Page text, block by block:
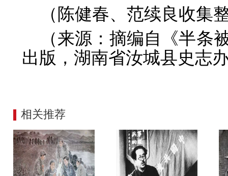
（陈健春、范续良收集
（来源：摘编自《半条
出版，湖南省汝城县史志
相关推荐